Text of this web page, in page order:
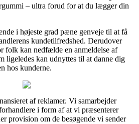
– ultra forud for at du lægger din
i højeste grad pæne genveje til at få
kundetilfredshed. Derudover
folk kan nedfælde en anmeldelse af
ligeledes kan udnyttes til at danne dig
hos kunderne.
af reklamer. Vi samarbejder
i form af at vi præsenterer
provision om de besøgende vi sender